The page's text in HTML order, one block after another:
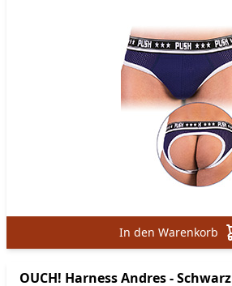
In den Warenkorb
OUCH! Harness Andres - Schwarz